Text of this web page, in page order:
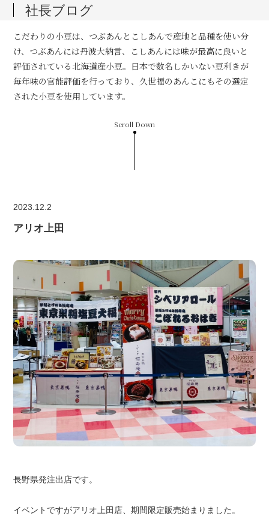
社長ブログ
こだわりの小豆は、つぶあんとこしあんで産地と品種を使い分
け、つぶあんには丹波大納言、こしあんには味が最高に良いと
評価されている北海道産小豆。日本で数名しかいない豆利きが
毎年味の官能評価を行っており、久世福のあんこにもその選定
された小豆を使用しています。
Scroll Down
2023.12.2
アリオ上田
長野県発注出店です。
イベントですがアリオ上田店、期間限定販売始まりました。